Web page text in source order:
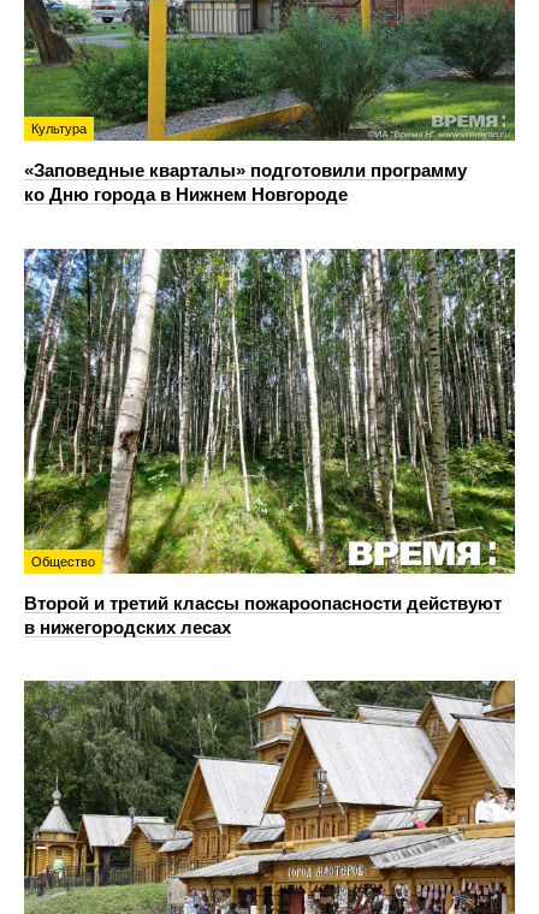
Культура
«Заповедные кварталы» подготовили программу
ко Дню города в Нижнем Новгороде
Общество
Второй и третий классы пожароопасности действуют
в нижегородских лесах